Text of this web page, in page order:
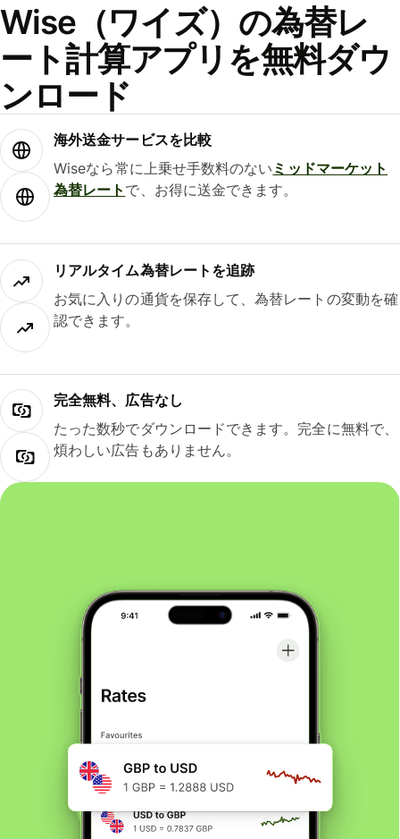
Wise（ワイズ）の為替レ
ート計算アプリを無料ダウ
ンロード
海外送金サービスを比較
Wiseなら常に上乗せ手数料のない ミッドマーケット
為替レート で、お得に送金できます。
リアルタイム為替レートを追跡
お気に入りの通貨を保存して、為替レートの変動を確
認できます。
完全無料、広告なし
たった数秒でダウンロードできます。完全に無料で、
煩わしい広告もありません。